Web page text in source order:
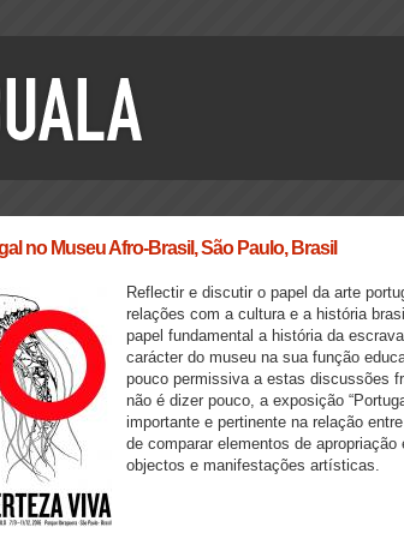
no Museu Afro-Brasil, São Paulo, Brasil
Reflectir e discutir o papel da arte
relações com a cultura e a história
papel fundamental a história da
carácter do museu na sua função
pouco permissiva a estas discussões
não é dizer pouco, a exposição
importante e pertinente na relação
de comparar elementos de
objectos e manifestações artísticas.